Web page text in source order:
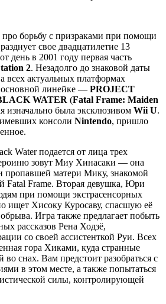
про борьбу с призраками при помощи
свое двадцатилетие 13
день в 2001 году первая часть
2. Незадолго до знаковой даты
всех актуальных платформах
основной линейке — PROJECT
WATER (Fatal Frame: Maiden
изначально была эксклюзивом Wii U.
консоли Nintendo, пришло
Water подается от лица трех
зовут Миу Хинасаки — она
пропавшей матери Мику, знакомой
Fatal Frame. Вторая девушка, Юри
при помощи экстрасенсорных
ищет Хисоку Куросаву, спасшую её
Игра также предлагает побыть
рассказов Рена Ходзё,
со своей ассистенткой Руи. Всех
гора Хиками, куда странные
во снах. Вам предстоит разобраться с
в этом месте, а также попытаться
силы, контролирующей